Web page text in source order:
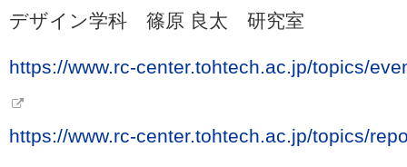
デザイン学科 篠原 良太 研究室
https://www.rc-center.tohtech.ac.jp/topics/
https://www.rc-center.tohtech.ac.jp/topics/